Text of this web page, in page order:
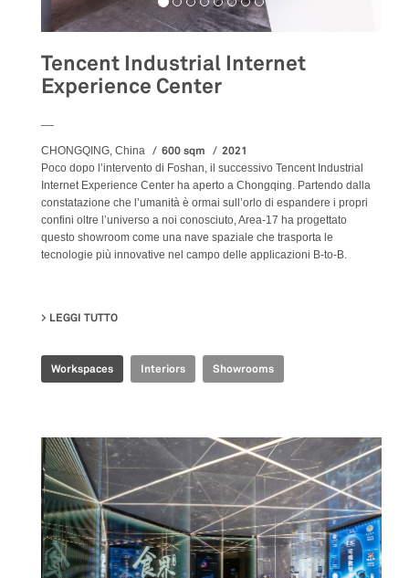
Tencent Industrial Internet
Experience Center
CHONGQING, China 600 sqm 2021
Poco dopo l’intervento di Foshan, il successivo Tencent Industrial
Internet Experience Center ha aperto a Chongqing. Partendo dalla
constatazione che l’umanità è ormai sull’orlo di espandere i propri
confini oltre l’universo a noi conosciuto, Area-17 ha progettato
questo showroom come una nave spaziale che trasporta le
tecnologie più innovative nel campo delle applicazioni B-to-B.
LEGGI TUTTO
Workspaces Interiors Showrooms